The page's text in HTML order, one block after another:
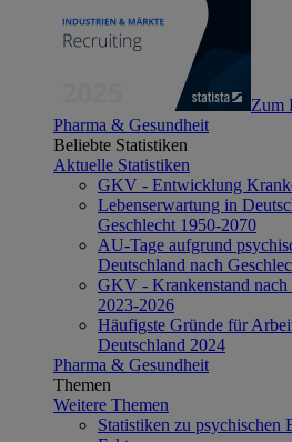
Zum
Pharma & Gesundheit
Beliebte Statistiken
Aktuelle Statistiken
GKV - Entwicklung
Lebenserwartung in
Geschlecht 1950-2070
AU-Tage aufgrund
Deutschland nach
GKV - Krankenstand nach
2023-2026
Häufigste Gründe für
Deutschland 2024
Pharma & Gesundheit
Themen
Weitere Themen
Statistiken zu psychischen